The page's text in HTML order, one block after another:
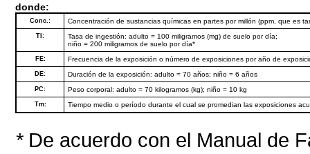
donde:
Conc.: Concentración de sustancias químicas en partes por millón (ppm, que es
TI:
Tasa de ingestión: adulto = 100 miligramos (mg) de suelo por día;
niño = 200 miligramos de suelo por día*
FE: Frecuencia de la exposición o número de exposiciones por año de
DE: Duración de la exposición: adulto = 70 años; niño = 6 años
PC: Peso corporal: adulto = 70 kilogramos (kg); niño = 10 kg
Tm: Tiempo medio o período durante el cual se promedian las exposiciones
* De acuerdo con el Manual de